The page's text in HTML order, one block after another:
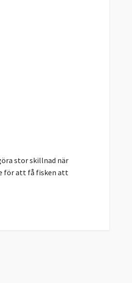
stor skillnad när
för att få fisken att